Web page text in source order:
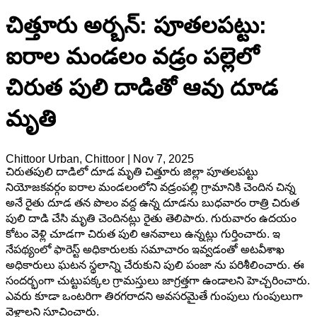
చిత్తూరు అర్బన్: పూతలపట్టు:
ఐరాల మండలం వడ్రం పల్లెలో
చిరుత పులి దాడితో ఆవు దూడ
మృతి
Chittoor Urban, Chittoor
Nov 7, 2025
చిరుతపులి దాడిలో దూడ మృతి చిత్తూరు జిల్లా పూతలపట్టు
నియోజకవర్గం ఐరాల మండలంలోని వడ్రంపల్లి గ్రామానికి చెందిన చిన్న
అనే రైతు దూడ తన పొలం వద్ద ఉన్న దూడను బుధవారం రాత్రి చిరుత
పులి దాడి చేసి మృతి చెందినట్లు రైతు తెలిపారు. గురువారం ఉదయం
కోటం వెళ్లి చూడగా చిరుత పులి ఆనవాలు ఉన్నట్లు గుర్తించారు. ఇ
నేపథ్యంలో ఫారెస్ట్ అధికారులకు సమాచారం ఇవ్వడంతో అటవీశాఖ
అధికారులు ఘటన స్థలాన్ని చేరుకుని పులి పంజా ను పరిశీలించారు. ఈ
సందర్భంగా చుట్టుపక్కల గ్రామస్తులు జాగ్రత్తగా ఉండాలని హెచ్చరించారు.
ఎవరు కూడా ఒంటరిగా తిరగరాదని అవసరమైతే గుంపులు గుంపులుగా
వెళ్లాలని సూచించారు.